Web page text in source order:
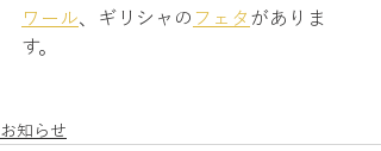
ワール、ギリシャの フェタ がありま
す。
お知らせ